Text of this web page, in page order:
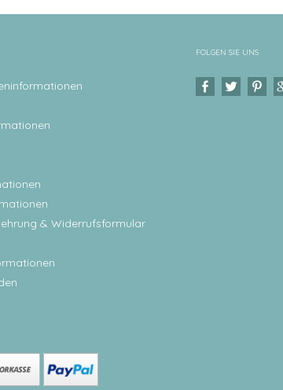
& Widerrufsformular
FOLGEN SIE UNS